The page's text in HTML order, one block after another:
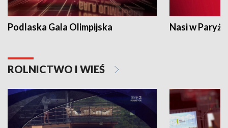
Podlaska Gala Olimpijska Nasi w Paryżu
ROLNICTWO I WIEŚ